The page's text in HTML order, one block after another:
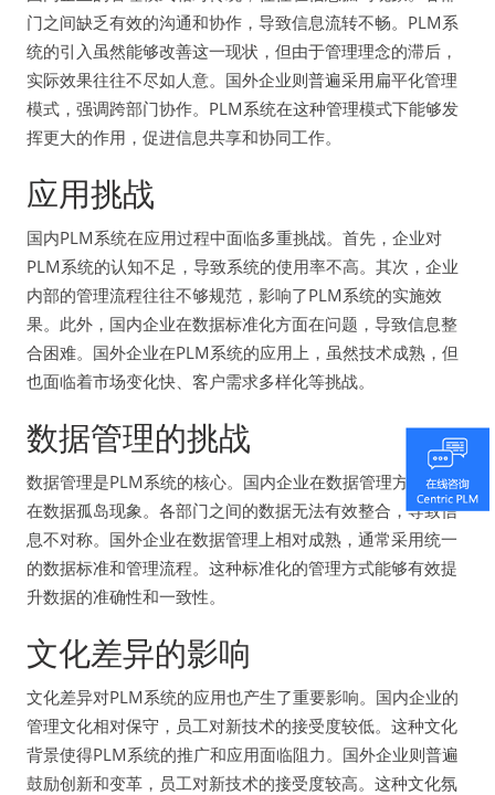
门之间缺乏有效的沟通和协作，导致信息流转不畅。PLM系
统的引入虽然能够改善这一现状，但由于管理理念的滞后，
实际效果往往不尽如人意。国外企业则普遍采用扁平化管理
模式，强调跨部门协作。PLM系统在这种管理模式下能够发
挥更大的作用，促进信息共享和协同工作。
应用挑战
国内PLM系统在应用过程中面临多重挑战。首先，企业对
PLM系统的认知不足，导致系统的使用率不高。其次，企业
内部的管理流程往往不够规范，影响了PLM系统的实施效
果。此外，国内企业在数据标准化方面在问题，导致信息整
合困难。国外企业在PLM系统的应用上，虽然技术成熟，但
也面临着市场变化快、客户需求多样化等挑战。
数据管理的挑战
数据管理是PLM系统的核心。国内企业在数据管理方面普遍
在数据孤岛现象。各部门之间的数据无法有效整合，导致信
息不对称。国外企业在数据管理上相对成熟，通常采用统一
的数据标准和管理流程。这种标准化的管理方式能够有效提
升数据的准确性和一致性。
文化差异的影响
文化差异对PLM系统的应用也产生了重要影响。国内企业的
管理文化相对保守，员工对新技术的接受度较低。这种文化
背景使得PLM系统的推广和应用面临阻力。国外企业则普遍
鼓励创新和变革，员工对新技术的接受度较高。这种文化氛